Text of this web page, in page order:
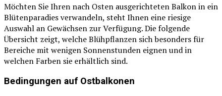
Möchten Sie Ihren nach Osten ausgerichteten Balkon in ein
Blütenparadies verwandeln, steht Ihnen eine riesige
Auswahl an Gewächsen zur Verfügung. Die folgende
Übersicht zeigt, welche Blühpflanzen sich besonders für
Bereiche mit wenigen Sonnenstunden eignen und in
welchen Farben sie erhältlich sind.
Bedingungen auf Ostbalkonen